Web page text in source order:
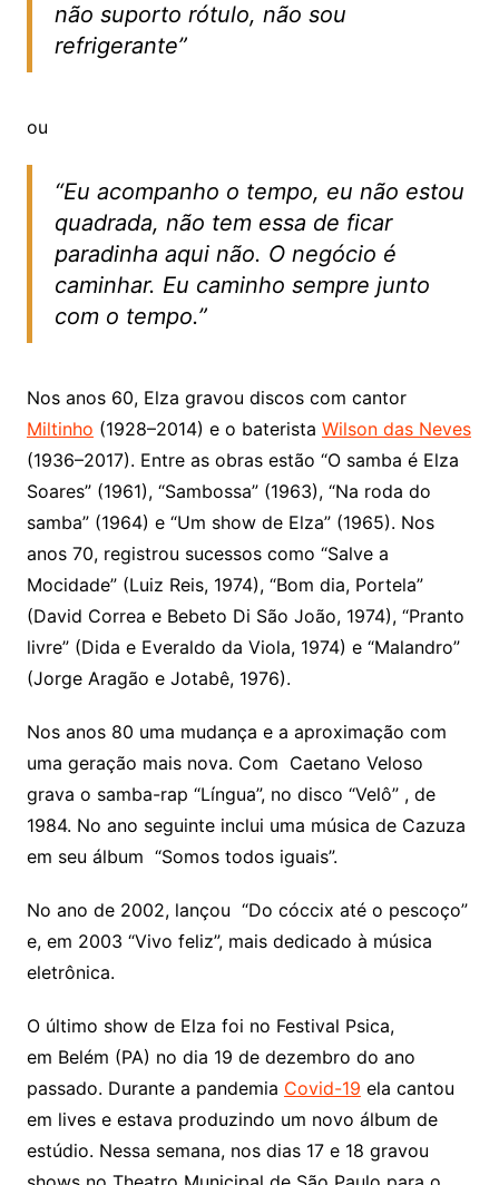
não suporto rótulo, não sou
refrigerante”
ou
“Eu acompanho o tempo, eu não estou
quadrada, não tem essa de ficar
paradinha aqui não. O negócio é
caminhar. Eu caminho sempre junto
com o tempo.”
Nos anos 60, Elza gravou discos com cantor
Miltinho (1928–2014) e o baterista Wilson das Neves
(1936–2017). Entre as obras estão “O samba é Elza
Soares” (1961), “Sambossa” (1963), “Na roda do
samba” (1964) e “Um show de Elza” (1965). Nos
anos 70, registrou sucessos como “Salve a
Mocidade” (Luiz Reis, 1974), “Bom dia, Portela”
(David Correa e Bebeto Di São João, 1974), “Pranto
livre” (Dida e Everaldo da Viola, 1974) e “Malandro”
(Jorge Aragão e Jotabê, 1976).
Nos anos 80 uma mudança e a aproximação com
uma geração mais nova. Com Caetano Veloso
grava o samba-rap “Língua”, no disco “Velô” , de
1984. No ano seguinte inclui uma música de Cazuza
em seu álbum “Somos todos iguais”.
No ano de 2002, lançou “Do cóccix até o pescoço”
e, em 2003 “Vivo feliz”, mais dedicado à música
eletrônica.
O último show de Elza foi no Festival Psica,
em Belém (PA) no dia 19 de dezembro do ano
passado. Durante a pandemia Covid-19 ela cantou
em lives e estava produzindo um novo álbum de
estúdio. Nessa semana, nos dias 17 e 18 gravou